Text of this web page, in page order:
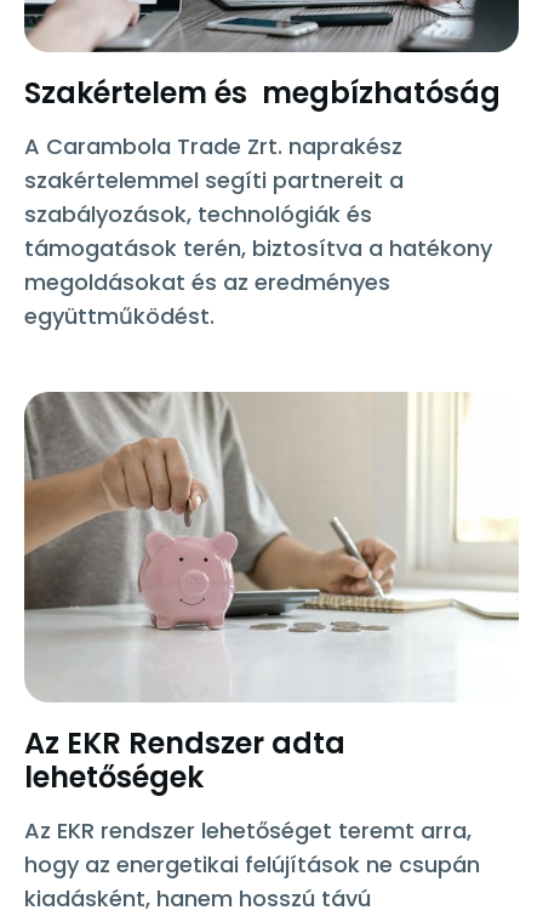
Szakértelem és megbízhatóság
A Carambola Trade Zrt. naprakész
szakértelemmel segíti partnereit a
szabályozások, technológiák és
támogatások terén, biztosítva a hatékony
megoldásokat és az eredményes
együttműködést.
Az EKR Rendszer adta
lehetőségek
Az EKR rendszer lehetőséget teremt arra,
hogy az energetikai felújítások ne csupán
kiadásként, hanem hosszú távú